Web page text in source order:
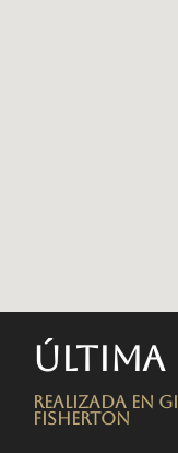
Realizada en
FISHERTON